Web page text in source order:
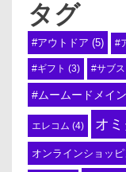
タグ
#アウトドア (5) #
#ギフト (3) #サブス
#ムームードメイン
エレコム (4) オ
オンラインショッ